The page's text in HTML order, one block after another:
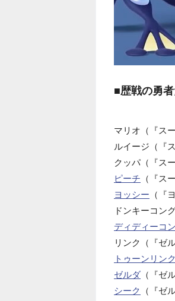
■歴戦の勇
マリオ（『ス
ルイージ（『
クッパ（『ス
ピーチ （『ス
ヨッシー （『
ドンキーコン
ディディーコ
リンク（『ゼ
トゥーンリンク
ゼルダ （『ゼ
シーク
（『ゼ